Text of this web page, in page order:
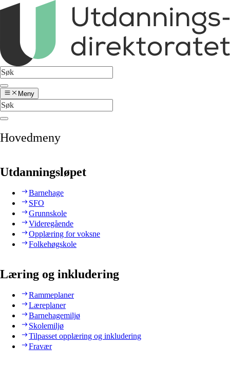
Meny
Hovedmeny
Utdanningsløpet
Barnehage
SFO
Grunnskole
Videregående
Opplæring for voksne
Folkehøgskole
Læring og inkludering
Rammeplaner
Læreplaner
Barnehagemiljø
Skolemiljø
Tilpasset opplæring og inkludering
Fravær